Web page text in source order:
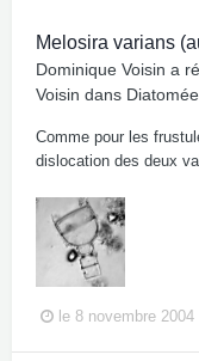
Melosira varians
Dominique Voisin a
Voisin dans
Comme pour les
dislocation des deux
le 8 novembre 2004